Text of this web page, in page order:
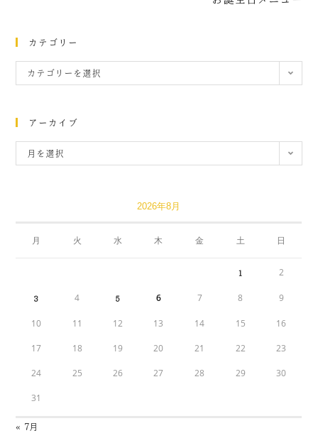
カテゴリー
カテゴリーを選択
アーカイブ
月を選択
2026年8月
月 火 水 木 金 土 日
1 2
3 4 5 6 7 8 9
10 11 12 13 14 15 16
17 18 19 20 21 22 23
24 25 26 27 28 29 30
31
« 7月